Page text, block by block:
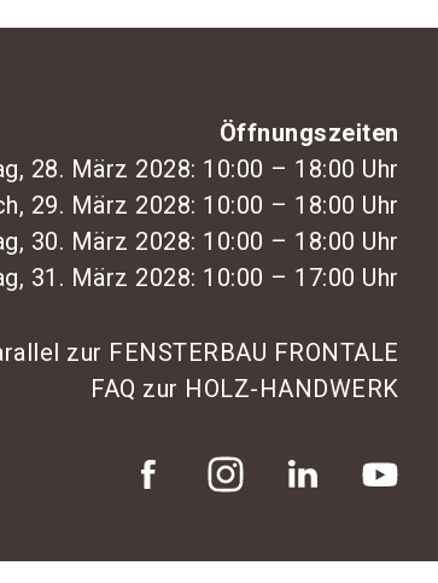
Öffnungszeiten
28. März 2028: 10:00 – 18:00 Uhr
29. März 2028: 10:00 – 18:00 Uhr
30. März 2028: 10:00 – 18:00 Uhr
31. März 2028: 10:00 – 17:00 Uhr
zur FENSTERBAU FRONTALE
FAQ zur HOLZ-HANDWERK